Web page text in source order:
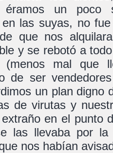
un poco
las suyas, no
que nos
y se rebotó a
(menos mal que
de ser
un plan digno
de virutas y
en el punto
las llevaba por la
nos habían